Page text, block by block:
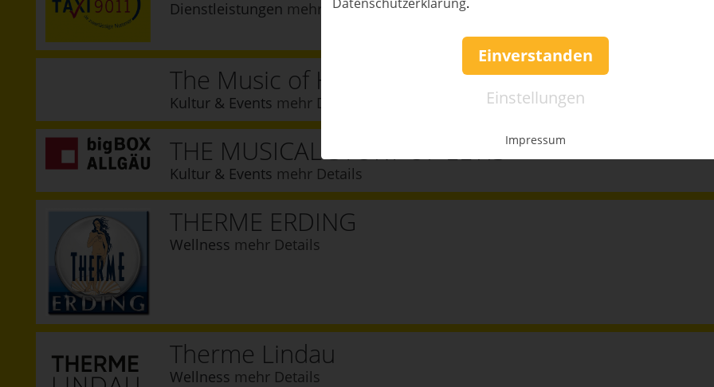
Einverstanden
Einstellungen
Impressum
Dienstleistungen mehr Details
The Music of Hans Zimmer & John Williams
Kultur & Events mehr Details
THE MUSICAL STORY OF ELVIS
Kultur & Events mehr Details
THERME ERDING
Wellness mehr Details
Therme Lindau
Wellness mehr Details